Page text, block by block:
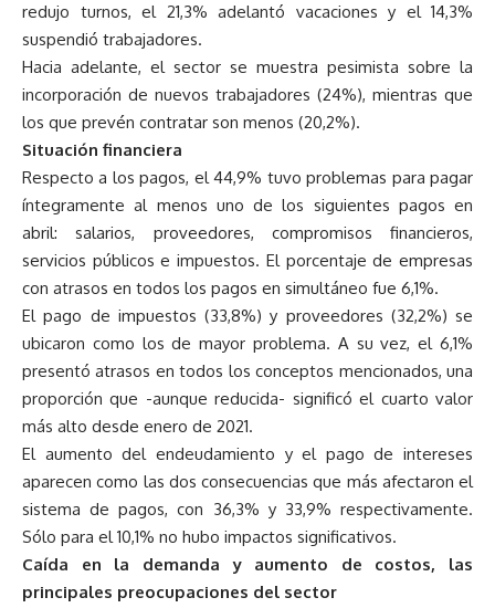
redujo turnos, el 21,3% adelantó vacaciones y el 14,3%
suspendió trabajadores.
Hacia adelante, el sector se muestra pesimista sobre la
incorporación de nuevos trabajadores (24%), mientras que
los que prevén contratar son menos (20,2%).
Situación financiera
Respecto a los pagos, el 44,9% tuvo problemas para pagar
íntegramente al menos uno de los siguientes pagos en
abril: salarios, proveedores, compromisos financieros,
servicios públicos e impuestos. El porcentaje de empresas
con atrasos en todos los pagos en simultáneo fue 6,1%.
El pago de impuestos (33,8%) y proveedores (32,2%) se
ubicaron como los de mayor problema. A su vez, el 6,1%
presentó atrasos en todos los conceptos mencionados, una
proporción que -aunque reducida- significó el cuarto valor
más alto desde enero de 2021.
El aumento del endeudamiento y el pago de intereses
aparecen como las dos consecuencias que más afectaron el
sistema de pagos, con 36,3% y 33,9% respectivamente.
Sólo para el 10,1% no hubo impactos significativos.
Caída en la demanda y aumento de costos, las
principales preocupaciones del sector